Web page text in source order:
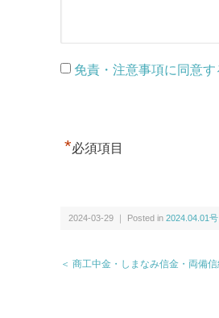
免責・注意事項に同意す
*必須項目
2024-03-29 ｜ Posted in 2024.04.01号
＜ 商工中金・しまなみ信金・両備